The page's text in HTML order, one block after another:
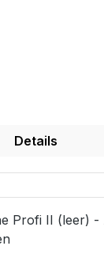
Details